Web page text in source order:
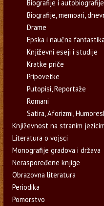
Biografije i
Biografije, memoari,
Drame
Epska i naučna
Književni eseji i studije
Kratke priče
Pripovetke
Putopisi, Reportaže
Romani
Satira, Aforizmi,
Književnost na stranim
Literatura o vojsci
Monografije gradova i država
Neraspoređene knjige
Obrazovna literatura
Periodika
Pomorstvo